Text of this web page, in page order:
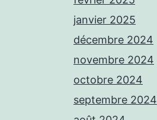
janvier 2025
décembre 2024
novembre 2024
octobre 2024
septembre 2024